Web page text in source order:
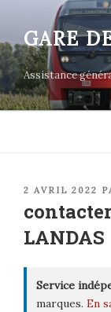
contenu
principal
GARE
Assistance
PUBLIÉ
2 AVRIL 2022
LANDAS
Service
marques. En